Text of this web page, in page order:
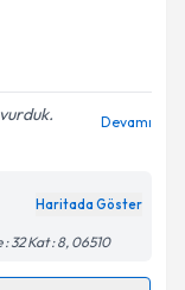
için bir
Aydınlatma
belirtilen
Devamı
Haritada Göster
32 Kat : 8, 06510